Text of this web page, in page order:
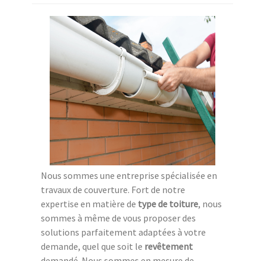
Nous sommes une entreprise spécialisée en
travaux de couverture. Fort de notre
expertise en matière de type de toiture, nous
sommes à même de vous proposer des
solutions parfaitement adaptées à votre
demande, quel que soit le revêtement